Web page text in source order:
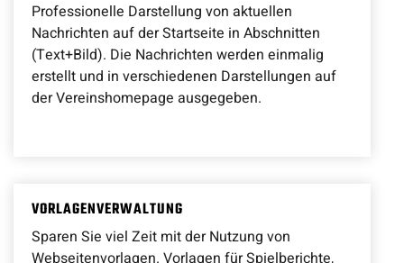
Professionelle Darstellung von aktuellen
Nachrichten auf der Startseite in Abschnitten
(Text+Bild). Die Nachrichten werden einmalig
erstellt und in verschiedenen Darstellungen auf
der Vereinshomepage ausgegeben.
VORLAGENVERWALTUNG
Sparen Sie viel Zeit mit der Nutzung von
Webseitenvorlagen. Vorlagen für Spielberichte,